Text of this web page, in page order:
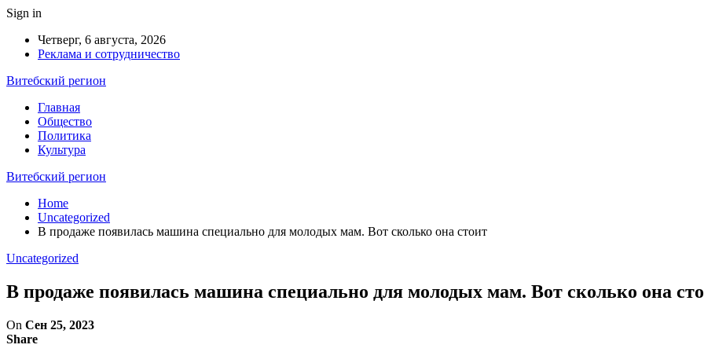
Sign in
Четверг, 6 августа, 2026
Реклама и сотрудничество
Витебский регион
Главная
Общество
Политика
Культура
Витебский регион
Home
Uncategorized
В продаже появилась машина специально для молодых мам. Вот сколько она стоит
Uncategorized
В продаже появилась машина специально для молодых мам. Вот сколько она
On Сен 25, 2023
Share